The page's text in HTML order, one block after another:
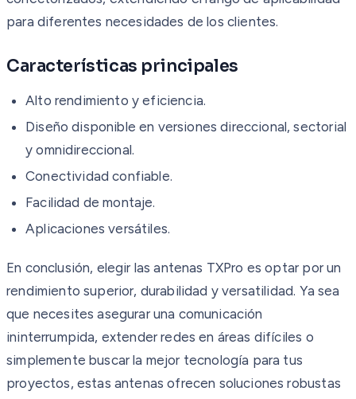
para diferentes necesidades de los clientes.
Características principales
Alto rendimiento y eficiencia.
Diseño disponible en versiones direccional, sectorial
y omnidireccional.
Conectividad confiable.
Facilidad de montaje.
Aplicaciones versátiles.
En conclusión, elegir las antenas TXPro es optar por un
rendimiento superior, durabilidad y versatilidad. Ya sea
que necesites asegurar una comunicación
ininterrumpida, extender redes en áreas difíciles o
simplemente buscar la mejor tecnología para tus
proyectos, estas antenas ofrecen soluciones robustas